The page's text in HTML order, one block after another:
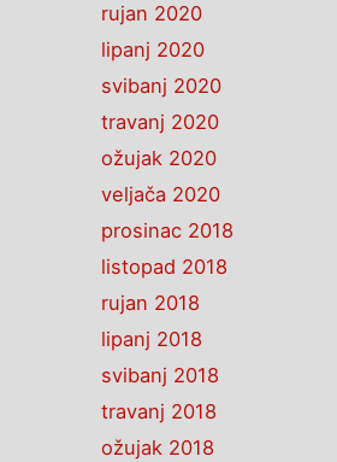
rujan 2020
lipanj 2020
svibanj 2020
travanj 2020
ožujak 2020
veljača 2020
prosinac 2018
listopad 2018
rujan 2018
lipanj 2018
svibanj 2018
travanj 2018
ožujak 2018